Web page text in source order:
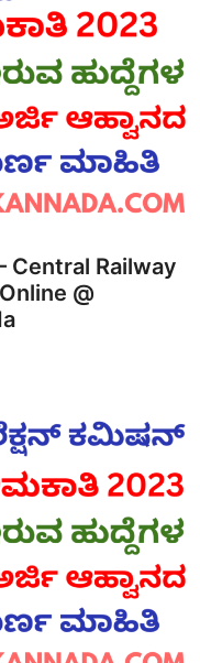
Central Railway
@